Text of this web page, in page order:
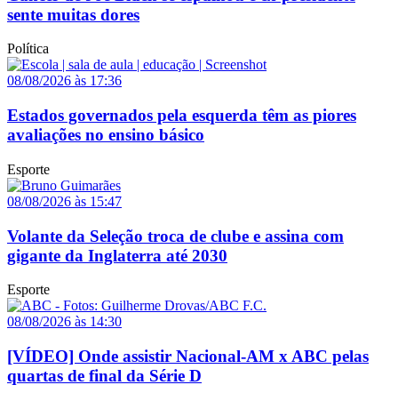
sente muitas dores
Política
08/08/2026 às 17:36
Estados governados pela esquerda têm as piores
avaliações no ensino básico
Esporte
08/08/2026 às 15:47
Volante da Seleção troca de clube e assina com
gigante da Inglaterra até 2030
Esporte
08/08/2026 às 14:30
[VÍDEO] Onde assistir Nacional-AM x ABC pelas
quartas de final da Série D